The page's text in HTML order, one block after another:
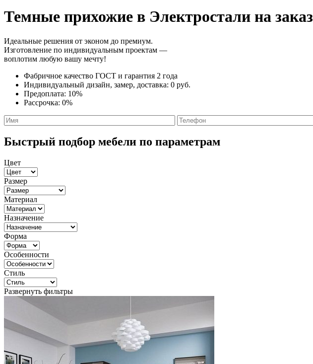
Темные прихожие в Электростали на заказ
Идеальные решения от эконом до премиум.
Изготовление по индивидуальным проектам —
воплотим любую вашу мечту!
Фабричное качество ГОСТ и гарантия 2 года
Индивидуальный дизайн, замер, доставка: 0 руб.
Предоплата: 10%
Рассрочка: 0%
Быстрый подбор мебели по параметрам
Цвет
Размер
Материал
Назначение
Форма
Особенности
Стиль
Развернуть фильтры